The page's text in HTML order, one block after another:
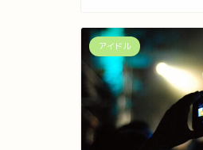
アイドル